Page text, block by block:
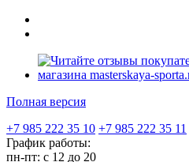
Полная версия
+7 985 222 35 10 +7 985 222 35 11
График работы:
пн-пт: с 12 до 20